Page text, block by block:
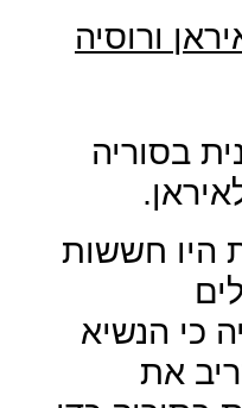
ורוסיה
בסוריה
היו חששות
כי הנשיא
את